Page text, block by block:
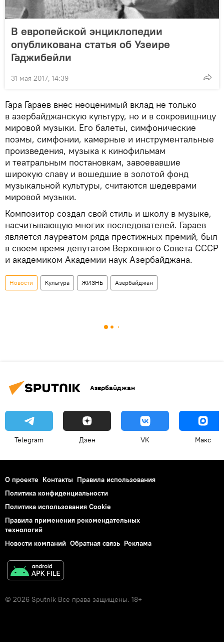
В европейской энциклопедии
опубликована статья об Узеире
Гаджибейли
31 мая 2017, 14:39
Гара Гараев внес неоценимый вклад не только
в азербайджанскую культуру, но и в сокровищницу
мировой музыки. Его балеты, симфонические
поэмы, симфонии, камерные и инструментальные
произведения, музыка к кинофильмам
и театральным постановкам, завоевавшие
широкую славу и вошедшие в золотой фонд
музыкальной культуры, считаются шедеврами
мировой музыки.
Композитор создал свой стиль и школу в музыке,
насчитывающую многих последователей. Гараев
является лауреатом ряда престижных премий, был
в своем время депутатом Верховного Совета СССР
и академиком Академии наук Азербайджана.
Новости Культура ЖИЗНЬ Азербайджан
Азербайджан
Telegram Дзен VK Макс
О проекте Контакты Правила использования
Политика конфиденциальности
Политика использования Cookie
Правила применения рекомендательных
технологий
Новости компаний Обратная связь Реклама
© 2026 Sputnik Все права защищены. 18+